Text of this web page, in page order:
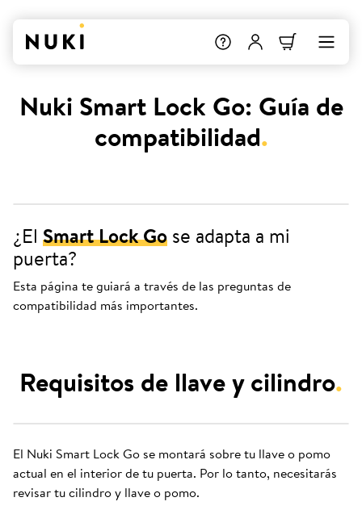
Nuki Smart Lock Go: Guía de
compatibilidad.
¿El Smart Lock Go se adapta a mi
puerta?
Esta página te guiará a través de las preguntas de
compatibilidad más importantes.
Requisitos de llave y cilindro.
El Nuki Smart Lock Go se montará sobre tu llave o pomo
actual en el interior de tu puerta. Por lo tanto, necesitarás
revisar tu cilindro y llave o pomo.